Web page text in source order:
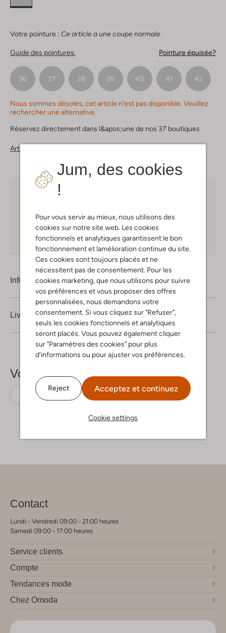
Jum, des cookies
!
Pour vous servir au mieux, nous utilisons des
cookies sur notre site web. Les cookies
fonctionnels et analytiques garantissent le bon
fonctionnement et lamélioration continue du site.
Ces cookies sont toujours placés et ne
nécessitent pas de consentement. Pour les
cookies marketing, que nous utilisons pour suivre
vos préférences et vous proposer des offres
personnalisées, nous demandons votre
consentement. Si vous cliquez sur "Refuser",
seuls les cookies fonctionnels et analytiques
seront placés. Vous pouvez également cliquer
sur "Paramètres des cookies" pour plus
d’informations ou pour ajuster vos préférences.
Reject Acceptez et continuez
Cookie settings
Votre pointure : Ce article a une coupe normale
Guide des pointures. Pointure épuisée?
36 37 38 39 40 41 42
Nous sommes désolés, cet article n'est pas disponible. Veuillez
rechercher une alternative.
Réservez directement dans l&apos;une de nos 37 boutiques
Articles similaires
Choisissez vous-même votre moment de livraison
30 joursde retours
Shopping en ligne en toute sécurité
Information produit
Livraison & retours
Voir plus
Sandales Inuovo Cuir
Contact
Lundi - Vendredi 09:00 - 21:00 heures
Samedi 09:00 - 17:00 heures
Service clients
Compte
Tendances mode
Chez Omoda